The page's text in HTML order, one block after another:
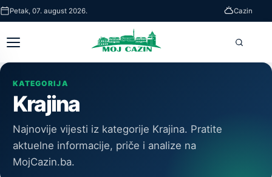
Skip
to
main
Petak, 07. august 2026. Cazin
Otvori
glavni
meni
KATEGORIJA
Krajina
Najnovije vijesti iz kategorije Krajina. Pratite
aktuelne informacije, priče i analize na
MojCazin.ba.